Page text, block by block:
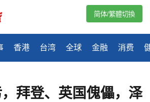
香港 台湾 全球 金融 消费
简体/繁體切換
拜登、英国傀儡，泽